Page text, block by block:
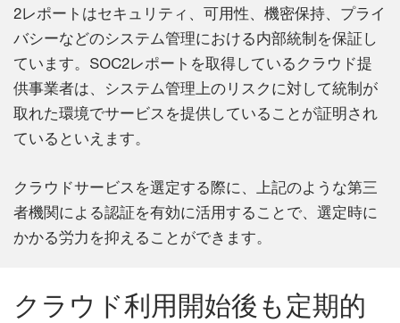
2レポートはセキュリティ、可用性、機密保持、プライ
バシーなどのシステム管理における内部統制を保証し
ています。SOC2レポートを取得しているクラウド提
供事業者は、システム管理上のリスクに対して統制が
取れた環境でサービスを提供していることが証明され
ているといえます。
クラウドサービスを選定する際に、上記のような第三
者機関による認証を有効に活用することで、選定時に
かかる労力を抑えることができます。
クラウド利用開始後も定期的